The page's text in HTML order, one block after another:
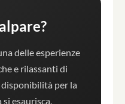
delle esperienze
e rilassanti di
per la
esaurisca.